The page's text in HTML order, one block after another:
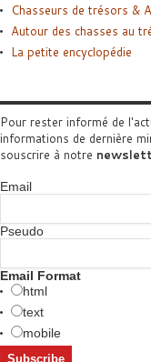
Chasseurs de trésors &
Autour des chasses au
La petite encyclopédie
Pour rester informé de
informations de dernière
souscrire à notre
Email
Pseudo
Email Format
html
text
mobile